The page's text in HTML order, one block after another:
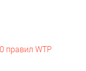
правил WTP